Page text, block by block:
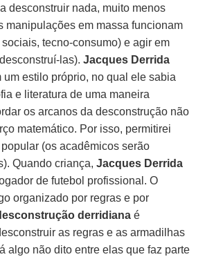
desconstruir nada, muito menos
manipulações em massa funcionam
tecno-consumo) e agir em
las).Jacques Derrida
um estilo próprio, no qual ele sabia
e literatura de uma maneira
os arcanos da desconstrução não
matemático. Por isso, permitirei
(os acadêmicos serão
Quando criança,Jacques Derrida
de futebol profissional. O
organizado por regras e por
derridiana é
as regras e as armadilhas
algo não dito entre elas que faz parte